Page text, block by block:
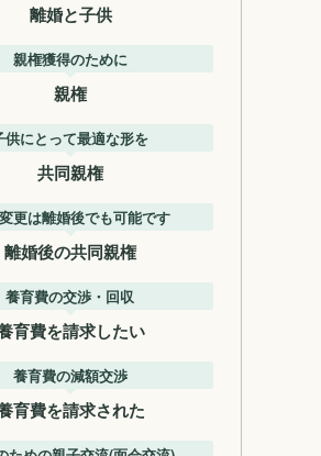
離婚と子供
親権獲得のために
親権
供にとって最適な形を
共同親権
更は離婚後でも可能です
離婚後の共同親権
養育費の交渉・回収
育費を請求したい
養育費の減額交渉
育費を請求された